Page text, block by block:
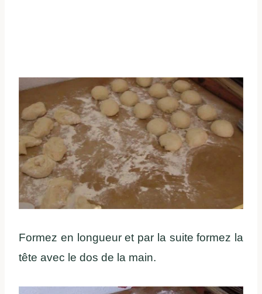
Formez en longueur et par la suite formez la
tête avec le dos de la main.